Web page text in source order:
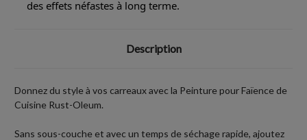
des effets néfastes à long terme.
Description
Donnez du style à vos carreaux avec la Peinture pour Faïence de
Cuisine Rust-Oleum.
Sans sous-couche et avec un temps de séchage rapide, ajoutez